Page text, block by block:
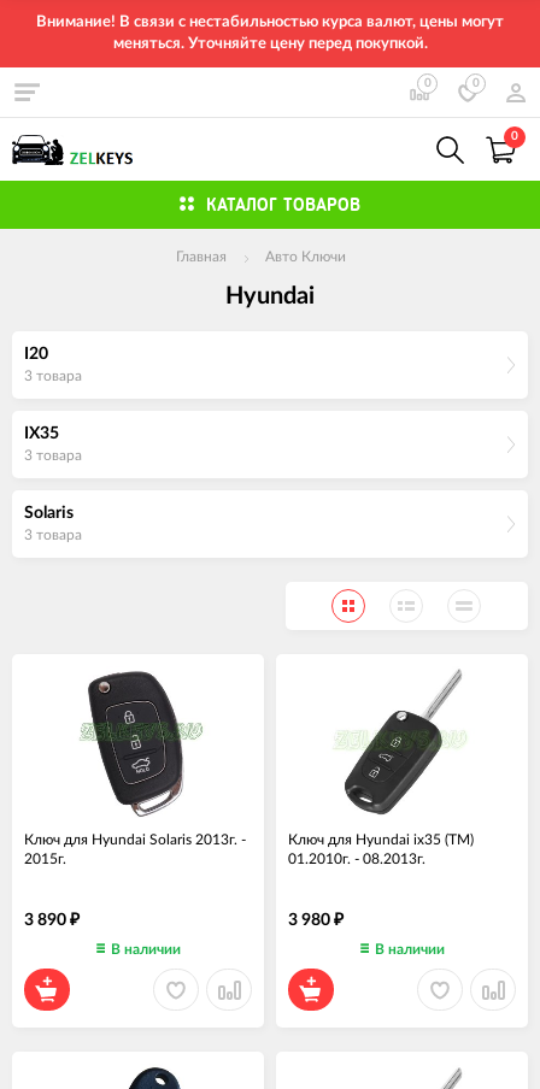
Внимание! В связи с нестабильностью курса валют, цены могут
меняться. Уточняйте цену перед покупкой.
0 0
0
КАТАЛОГ ТОВАРОВ
Главная Авто Ключи
Hyundai
I20
3 товара
IX35
3 товара
Solaris
3 товара
Ключ для Hyundai Solaris 2013г. -
2015г.
3 890 ₽
В наличии
Ключ для Hyundai ix35 (TM)
01.2010г. - 08.2013г.
3 980 ₽
В наличии